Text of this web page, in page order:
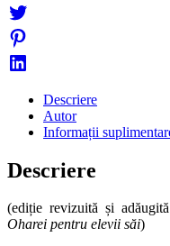
Descriere
Autor
Informații
Descriere
(ediție revizuită și
Oharei pentru elevii săi)